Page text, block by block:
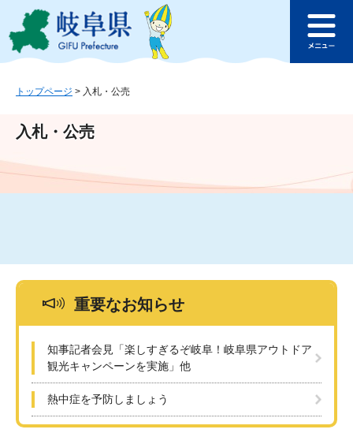
ジ
ュ
文
このページの本文へ
ュ
トップページ > 入札・公売
入札・公売
重要なお知らせ
知事記者会見「楽しすぎるぞ岐阜！岐阜県アウトドア
観光キャンペーンを実施」他
熱中症を予防しましょう